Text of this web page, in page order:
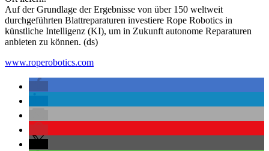
Auf der Grundlage der Ergebnisse von über 150 weltweit
durchgeführten Blattreparaturen investiere Rope Robotics in
künstliche Intelligenz (KI), um in Zukunft autonome Reparaturen
anbieten zu können. (ds)
www.roperobotics.com